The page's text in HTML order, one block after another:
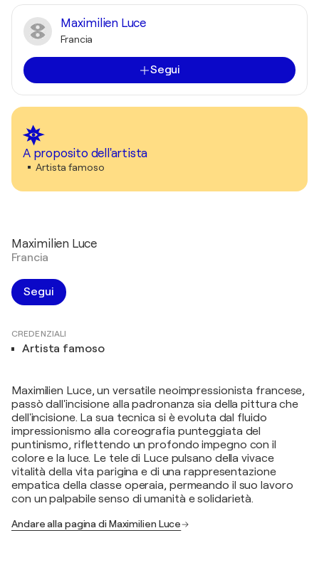
Maximilien Luce
Francia
Segui
A proposito dell'artista
Artista famoso
Maximilien Luce
Francia
Segui
CREDENZIALI
Artista famoso
Maximilien Luce, un versatile neoimpressionista francese,
passò dall'incisione alla padronanza sia della pittura che
dell'incisione. La sua tecnica si è evoluta dal fluido
impressionismo alla coreografia punteggiata del
puntinismo, riflettendo un profondo impegno con il
colore e la luce. Le tele di Luce pulsano della vivace
vitalità della vita parigina e di una rappresentazione
empatica della classe operaia, permeando il suo lavoro
con un palpabile senso di umanità e solidarietà.
Andare alla pagina di Maximilien Luce